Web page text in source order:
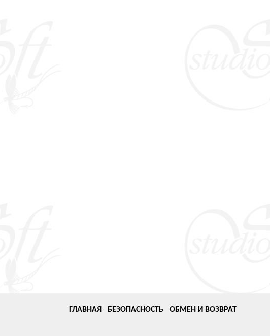
ГЛАВНАЯ БЕЗОПАСНОСТЬ ОБМЕН И ВОЗВРАТ